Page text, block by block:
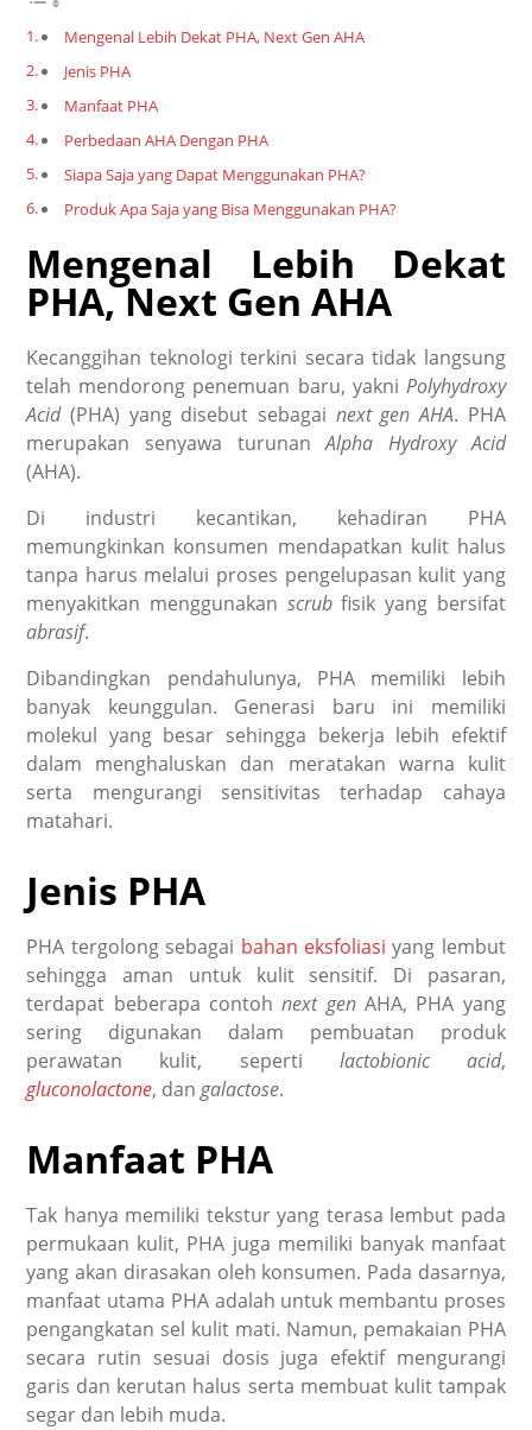
Mengenal Lebih Dekat PHA, Next Gen AHA
Jenis PHA
Manfaat PHA
Perbedaan AHA Dengan PHA
Siapa Saja yang Dapat Menggunakan PHA?
Produk Apa Saja yang Bisa Menggunakan PHA?
Mengenal Lebih Dekat
PHA, Next Gen AHA
Kecanggihan teknologi terkini secara tidak langsung
telah mendorong penemuan baru, yakni Polyhydroxy
Acid(PHA) yang disebut sebagai next gen AHA. PHA
merupakan senyawa turunanAlpha Hydroxy Acid
(AHA).
Di industri kecantikan, kehadiran PHA
memungkinkan konsumen mendapatkan kulit halus
tanpa harus melalui proses pengelupasan kulit yang
menyakitkan menggunakan scrubfisik yang bersifat
abrasif.
Dibandingkan pendahulunya, PHA memiliki lebih
banyak keunggulan. Generasi baru ini memiliki
molekul yang besar sehingga bekerja lebih efektif
dalam menghaluskan dan meratakan warna kulit
serta mengurangi sensitivitas terhadap cahaya
matahari.
Jenis PHA
PHA tergolong sebagai bahan eksfoliasi yang lembut
sehingga aman untuk kulit sensitif. Di pasaran,
terdapat beberapa contohnext gen AHA, PHA yang
sering digunakan dalam pembuatan produk
perawatan kulit, seperti lactobionic acid,
gluconolactone, dangalactose.
Manfaat PHA
Tak hanya memiliki tekstur yang terasa lembut pada
permukaan kulit, PHA juga memiliki banyak manfaat
yang akan dirasakan oleh konsumen. Pada dasarnya,
manfaat utama PHA adalah untuk membantu proses
pengangkatan sel kulit mati. Namun, pemakaian PHA
secara rutin sesuai dosis juga efektif mengurangi
garis dan kerutan halus serta membuat kulit tampak
segar dan lebih muda.